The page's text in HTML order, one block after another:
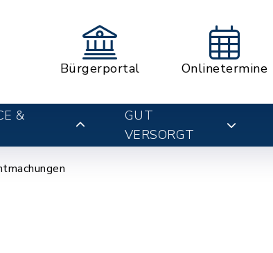
Bürgerportal Onlinetermine
&
GUT
VERSORGT